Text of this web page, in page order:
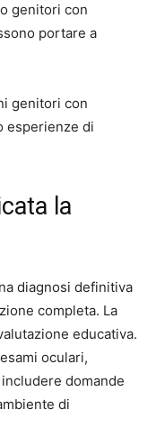
genitori con
portare a
genitori con
esperienze di
la
diagnosi definitiva
completa. La
educativa.
oculari,
domande
di